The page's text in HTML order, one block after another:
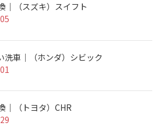
｜（スズキ）スイフト
洗車｜（ホンダ）シビック
｜（トヨタ）CHR